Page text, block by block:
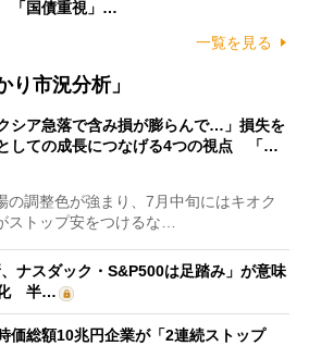
「国債重視」…
一覧を見る
り市況分析」
クシア急落で含み損が膨らんで…」損失を
しての成長につなげる4つの視点 「…
調整色が強まり、7月中旬にはキオク
ストップ安をつけるな…
、ナスダック・S&P500は足踏み」が意味
化 半…
価総額10兆円企業が「2連続ストップ